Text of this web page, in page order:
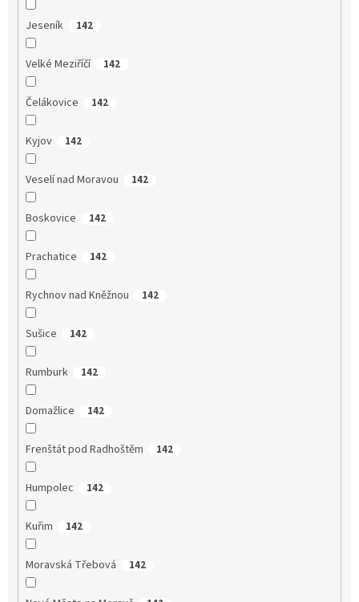
Jeseník 142
Velké Meziříčí 142
Čelákovice 142
Kyjov 142
Veselí nad Moravou 142
Boskovice 142
Prachatice 142
Rychnov nad Kněžnou 142
Sušice 142
Rumburk 142
Domažlice 142
Frenštát pod Radhoštěm 142
Humpolec 142
Kuřim 142
Moravská Třebová 142